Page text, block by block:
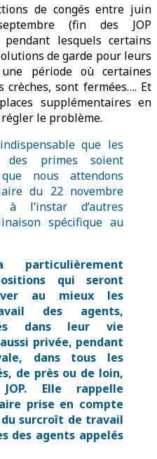
de congés entre juin
(fin des JOP
lesquels certains
de garde pour leurs
période où certaines
sont fermées…. Et
supplémentaires en
le problème.
que les
des primes soient
nous attendons
du 22 novembre
l’instar d’autres
spécifique au
qui seront
au mieux les
des agents,
dans leur vie
privée, pendant
dans tous les
de près ou de loin,
Elle rappelle
prise en compte
surcroît de travail
des agents appelés